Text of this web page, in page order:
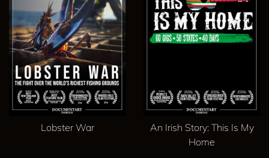
Lobster War
An Irish Story: This Is My
Home